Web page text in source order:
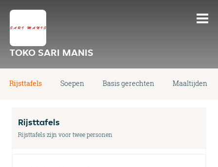
TOKO SARI MANIS
Rijsttafels Soepen Basis gerechten Maaltijden
Rijsttafels
Rijsttafels zijn voor twee personen